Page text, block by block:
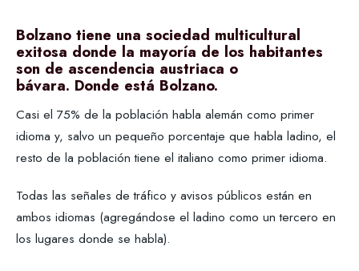
Bolzano tiene una sociedad multicultural
exitosa donde la mayoría de los habitantes
son de ascendencia austriaca o
bávara. Donde está Bolzano.
Casi el 75% de la población habla alemán como primer
idioma y, salvo un pequeño porcentaje que habla ladino, el
resto de la población tiene el italiano como primer idioma.
Todas las señales de tráfico y avisos públicos están en
ambos idiomas (agregándose el ladino como un tercero en
los lugares donde se habla).